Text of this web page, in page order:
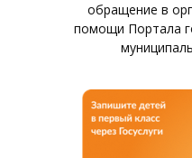
обращение в
помощи Портала